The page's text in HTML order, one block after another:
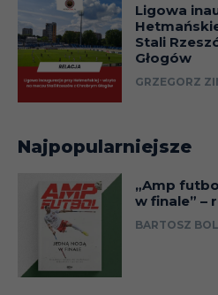
Ligowa
Stali
Głogów
GRZEGORZ
Najpopularniejsze
„Amp
w finale” –
BARTOSZ